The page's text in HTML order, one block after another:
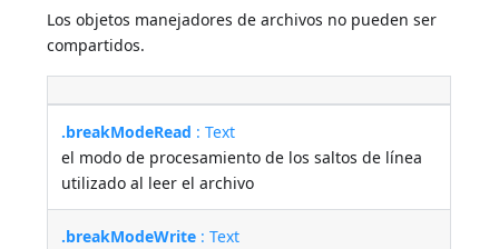
Los objetos manejadores de archivos no pueden ser
compartidos.
.breakModeRead : Text
el modo de procesamiento de los saltos de línea
utilizado al leer el archivo
.breakModeWrite : Text